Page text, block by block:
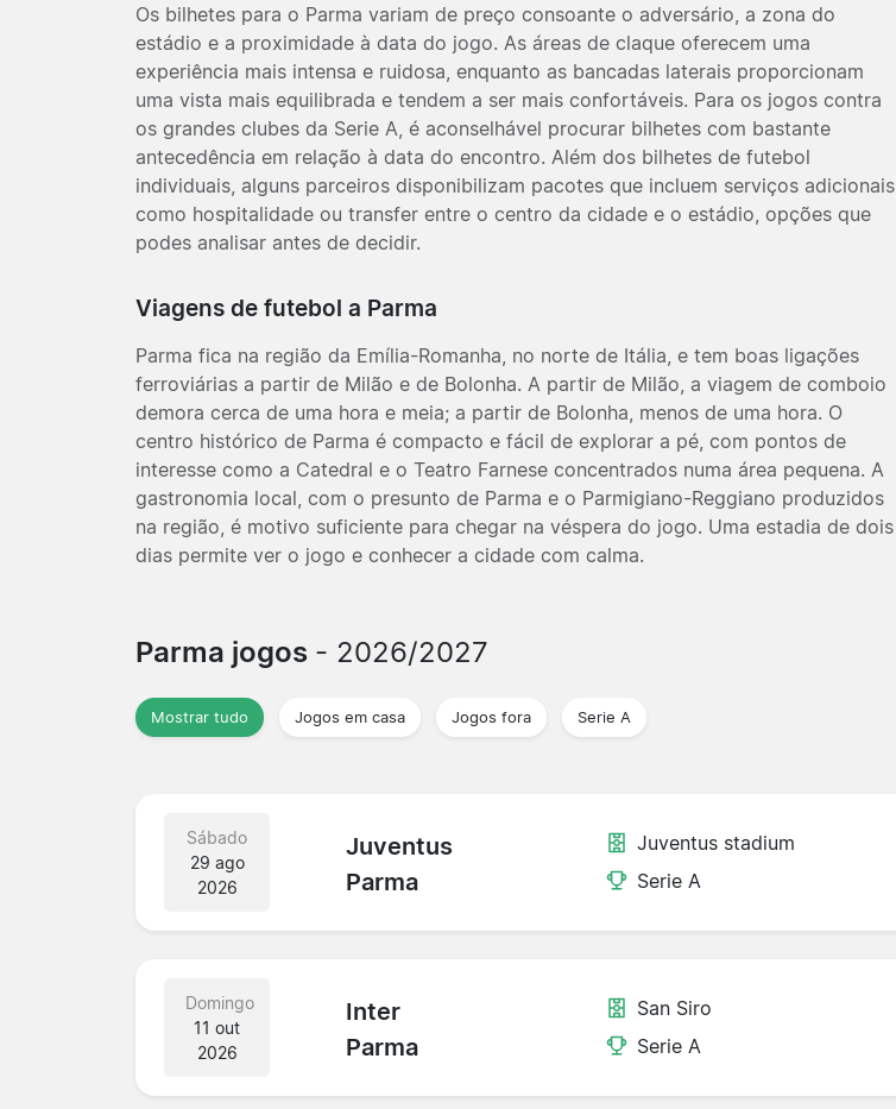
Os bilhetes para o Parma variam de preço consoante o adversário, a zona do
estádio e a proximidade à data do jogo. As áreas de claque oferecem uma
experiência mais intensa e ruidosa, enquanto as bancadas laterais proporcionam
uma vista mais equilibrada e tendem a ser mais confortáveis. Para os jogos contra
os grandes clubes da Serie A, é aconselhável procurar bilhetes com bastante
antecedência em relação à data do encontro. Além dos bilhetes de futebol
individuais, alguns parceiros disponibilizam pacotes que incluem serviços adicionais
como hospitalidade ou transfer entre o centro da cidade e o estádio, opções que
podes analisar antes de decidir.
Viagens de futebol a Parma
Parma fica na região da Emília-Romanha, no norte de Itália, e tem boas ligações
ferroviárias a partir de Milão e de Bolonha. A partir de Milão, a viagem de comboio
demora cerca de uma hora e meia; a partir de Bolonha, menos de uma hora. O
centro histórico de Parma é compacto e fácil de explorar a pé, com pontos de
interesse como a Catedral e o Teatro Farnese concentrados numa área pequena. A
gastronomia local, com o presunto de Parma e o Parmigiano-Reggiano produzidos
na região, é motivo suficiente para chegar na véspera do jogo. Uma estadia de dois
dias permite ver o jogo e conhecer a cidade com calma.
Parma jogos - 2026/2027
Mostrar tudo Jogos em casa Jogos fora Serie A
Sábado
29 ago
2026
Juventus
Parma
Juventus stadium
Serie A
Domingo
11 out
2026
Inter
Parma
San Siro
Serie A